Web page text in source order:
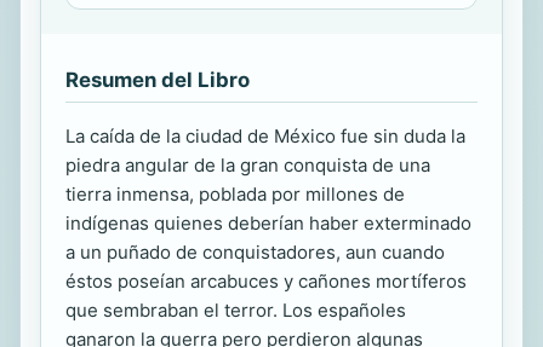
Resumen del Libro
La caída de la ciudad de México fue sin duda la
piedra angular de la gran conquista de una
tierra inmensa, poblada por millones de
indígenas quienes deberían haber exterminado
a un puñado de conquistadores, aun cuando
éstos poseían arcabuces y cañones mortíferos
que sembraban el terror. Los españoles
ganaron la guerra pero perdieron algunas